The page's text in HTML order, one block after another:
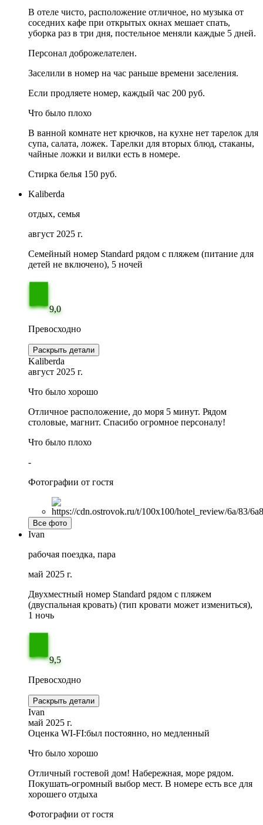
В отеле чисто, расположение отличное, но музыка от
соседних кафе при открытых окнах мешает спать,
уборка раз в три дня, постельное меняли каждые 5 дней.
Персонал доброжелателен.
Заселили в номер на час раньше времени заселения.
Если продляете номер, каждый час 200 руб.
Что было плохо
В ванной комнате нет крючков, на кухне нет тарелок для
супа, салата, ложек. Тарелки для вторых блюд, стаканы,
чайные ложки и вилки есть в номере.
Стирка белья 150 руб.
Kaliberda
отдых, семья
август 2025 г.
Семейный номер Standard рядом с пляжем (питание для
детей не включено), 5 ночей
9,0
Превосходно
Раскрыть детали
Kaliberda
август 2025 г.
Что было хорошо
Отличное расположение, до моря 5 минут. Рядом
столовые, магнит. Спасибо огромное персоналу!
Что было плохо
-
Фотографии от гостя
Все фото
Ivan
рабочая поездка, пара
май 2025 г.
Двухместный номер Standard рядом с пляжем
(двуспальная кровать) (тип кровати может измениться),
1 ночь
9,5
Превосходно
Раскрыть детали
Ivan
май 2025 г.
Оценка WI-FI:был постоянно, но медленный
Что было хорошо
Отличный гостевой дом! Набережная, море рядом.
Покушать-огромный выбор мест. В номере есть все для
хорошего отдыха
Фотографии от гостя